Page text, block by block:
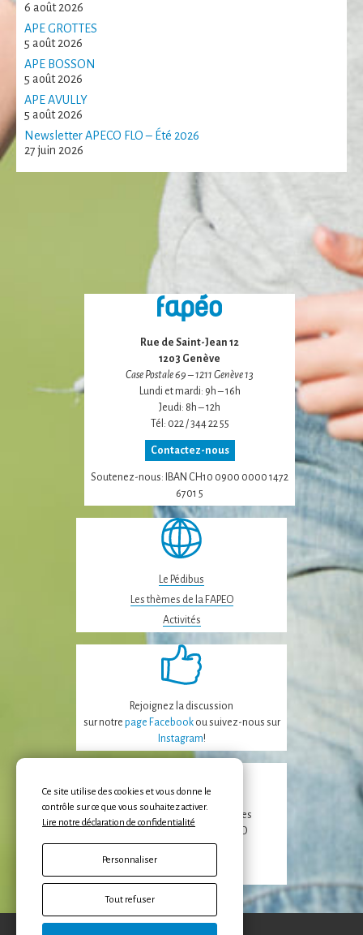
6 août 2026
APE GROTTES
5 août 2026
APE BOSSON
5 août 2026
APE AVULLY
5 août 2026
Newsletter APECO FLO – Été 2026
27 juin 2026
Rue de Saint-Jean 12
1203 Genève
Case Postale 69 – 1211 Genève 13
Lundi et mardi: 9h – 16h
Jeudi: 8h – 12h
Tél: 022 / 344 22 55
Contactez-nous
Soutenez-nous: IBAN CH10 0900 0000 1472
6701 5
Le Pédibus
Les thèmes de la FAPEO
Activités
Rejoignez la discussion
sur notre page Facebookou suivez-nous sur
Instagram!
Recevez les dernières nouvelles
de la FAPEO et des APE/APECO
Inscription
Ce site utilise des cookies et vous donne le
contrôle sur ce que vous souhaitez activer.
Lire notre déclaration de confidentialité
Personnaliser
Tout refuser